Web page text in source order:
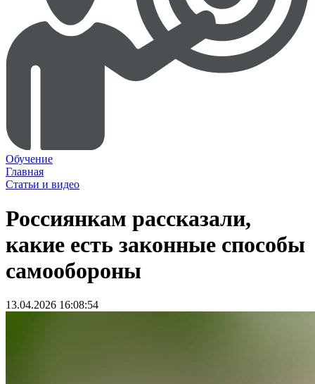
Обучение
Главная
Статьи и видео
Россиянкам рассказали,
какие есть законные способы
самообороны
13.04.2026 16:08:54